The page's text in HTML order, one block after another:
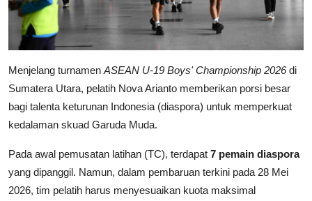
Menjelang turnamen ASEAN U-19 Boys' Championship 2026di
Sumatera Utara, pelatih Nova Arianto memberikan porsi besar
bagi talenta keturunan Indonesia (diaspora) untuk memperkuat
kedalaman skuad Garuda Muda.
Pada awal pemusatan latihan (TC), terdapat 7 pemain diaspora
yang dipanggil. Namun, dalam pembaruan terkini pada 28 Mei
2026, tim pelatih harus menyesuaikan kuota maksimal